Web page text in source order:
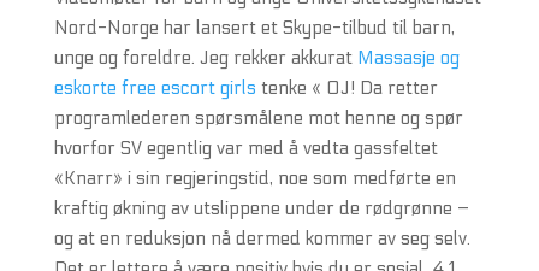
Nord-Norge har lansert et Skype-tilbud til barn,
unge og foreldre. Jeg rekker akkurat Massasje og
eskorte free escort girls tenke « OJ! Da retter
programlederen spørsmålene mot henne og spør
hvorfor SV egentlig var med å vedta gassfeltet
«Knarr» i sin regjeringstid, noe som medførte en
kraftig økning av utslippene under de rødgrønne –
og at en reduksjon nå dermed kommer av seg selv.